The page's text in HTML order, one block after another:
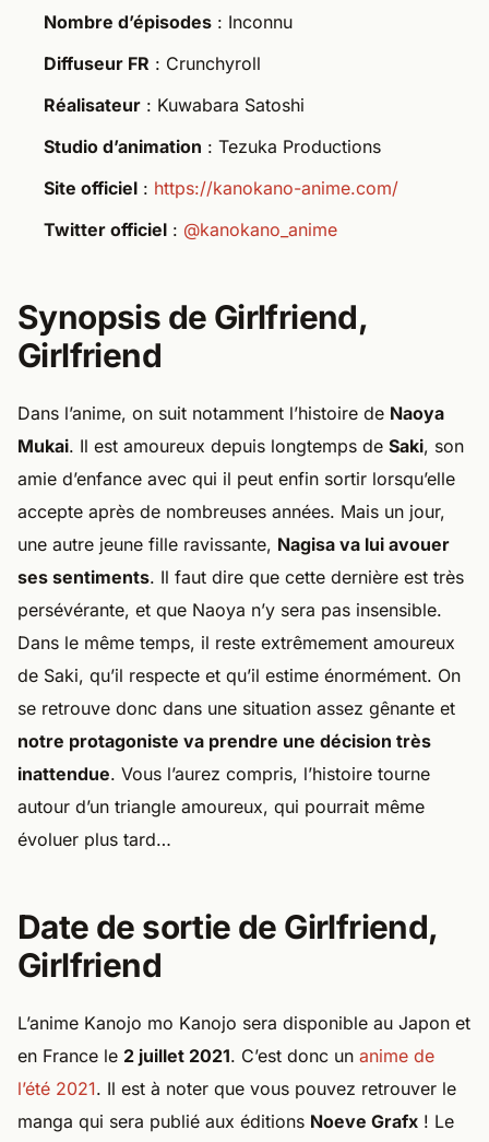
Nombre d’épisodes : Inconnu
Diffuseur FR : Crunchyroll
Réalisateur : Kuwabara Satoshi
Studio d’animation : Tezuka Productions
Site officiel : https://kanokano-anime.com/
Twitter officiel : @kanokano_anime
Synopsis de Girlfriend,
Girlfriend
Dans l’anime, on suit notamment l’histoire de Naoya
Mukai. Il est amoureux depuis longtemps de Saki, son
amie d’enfance avec qui il peut enfin sortir lorsqu’elle
accepte après de nombreuses années. Mais un jour,
une autre jeune fille ravissante, Nagisa va lui avouer
ses sentiments. Il faut dire que cette dernière est très
persévérante, et que Naoya n’y sera pas insensible.
Dans le même temps, il reste extrêmement amoureux
de Saki, qu’il respecte et qu’il estime énormément. On
se retrouve donc dans une situation assez gênante et
notre protagoniste va prendre une décision très
inattendue. Vous l’aurez compris, l’histoire tourne
autour d’un triangle amoureux, qui pourrait même
évoluer plus tard…
Date de sortie de Girlfriend,
Girlfriend
L’anime Kanojo mo Kanojo sera disponible au Japon et
en France le 2 juillet 2021. C’est donc un anime de
l’été 2021. Il est à noter que vous pouvez retrouver le
manga qui sera publié aux éditions Noeve Grafx ! Le